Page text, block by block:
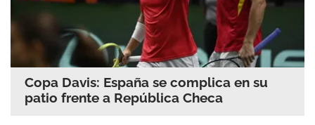
Copa Davis: España se complica en su
patio frente a República Checa